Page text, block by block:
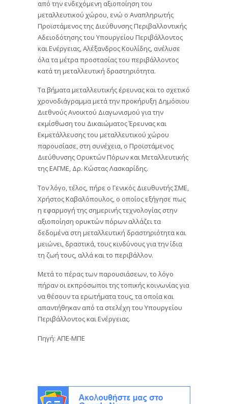
από την ενδεχόμενη αξιοποίηση του
μεταλλευτικού χώρου, ενώ ο Αναπληρωτής
Προϊστάμενος της Διεύθυνσης Περιβαλλοντικής
Αδειοδότησης του Υπουργείου Περιβάλλοντος
και Ενέργειας, Αλέξανδρος Κουλίδης, ανέλυσε
όλα τα μέτρα προστασίας του περιβάλλοντος
κατά τη μεταλλευτική δραστηριότητα.
Τα βήματα μεταλλευτικής έρευνας και το σχετικό
χρονοδιάγραμμα μετά την προκήρυξη Δημόσιου
Διεθνούς Ανοικτού Διαγωνισμού για την
εκμίσθωση του Δικαιώματος Έρευνας και
Εκμετάλλευσης του μεταλλευτικού χώρου
παρουσίασε, στη συνέχεια, ο Προϊστάμενος
Διεύθυνσης Ορυκτών Πόρων και Μεταλλευτικής
της ΕΑΓΜΕ, Δρ. Κώστας Λασκαρίδης.
Τον λόγο, τέλος, πήρε ο Γενικός Διευθυντής ΣΜΕ,
Χρήστος Καβαλόπουλος, ο οποίος εξήγησε πως
η εφαρμογή της σημερινής τεχνολογίας στην
αξιοποίηση ορυκτών πόρων αλλάζει τα
δεδομένα στη μεταλλευτική δραστηριότητα και
μειώνει, δραστικά, τους κινδύνους για την ίδια
τη ζωή τους, αλλά και το περιβάλλον.
Μετά το πέρας των παρουσιάσεων, το λόγο
πήραν οι εκπρόσωποι της τοπικής κοινωνίας για
να θέσουν τα ερωτήματα τους, τα οποία και
απαντήθηκαν από τα στελέχη του Υπουργείου
Περιβάλλοντος και Ενέργειας.
Πηγή: ΑΠΕ-ΜΠΕ